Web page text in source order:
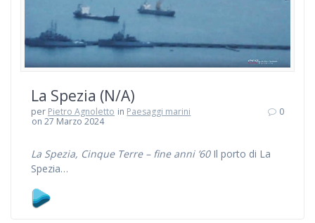
La Spezia (N/A)
per Pietro Agnoletto in Paesaggi marini
on 27 Marzo 2024
0
La Spezia, Cinque Terre – fine anni ’60Il porto di La
Spezia…